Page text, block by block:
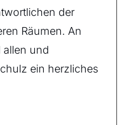
der
Räumen. An
allen und
ein herzliches